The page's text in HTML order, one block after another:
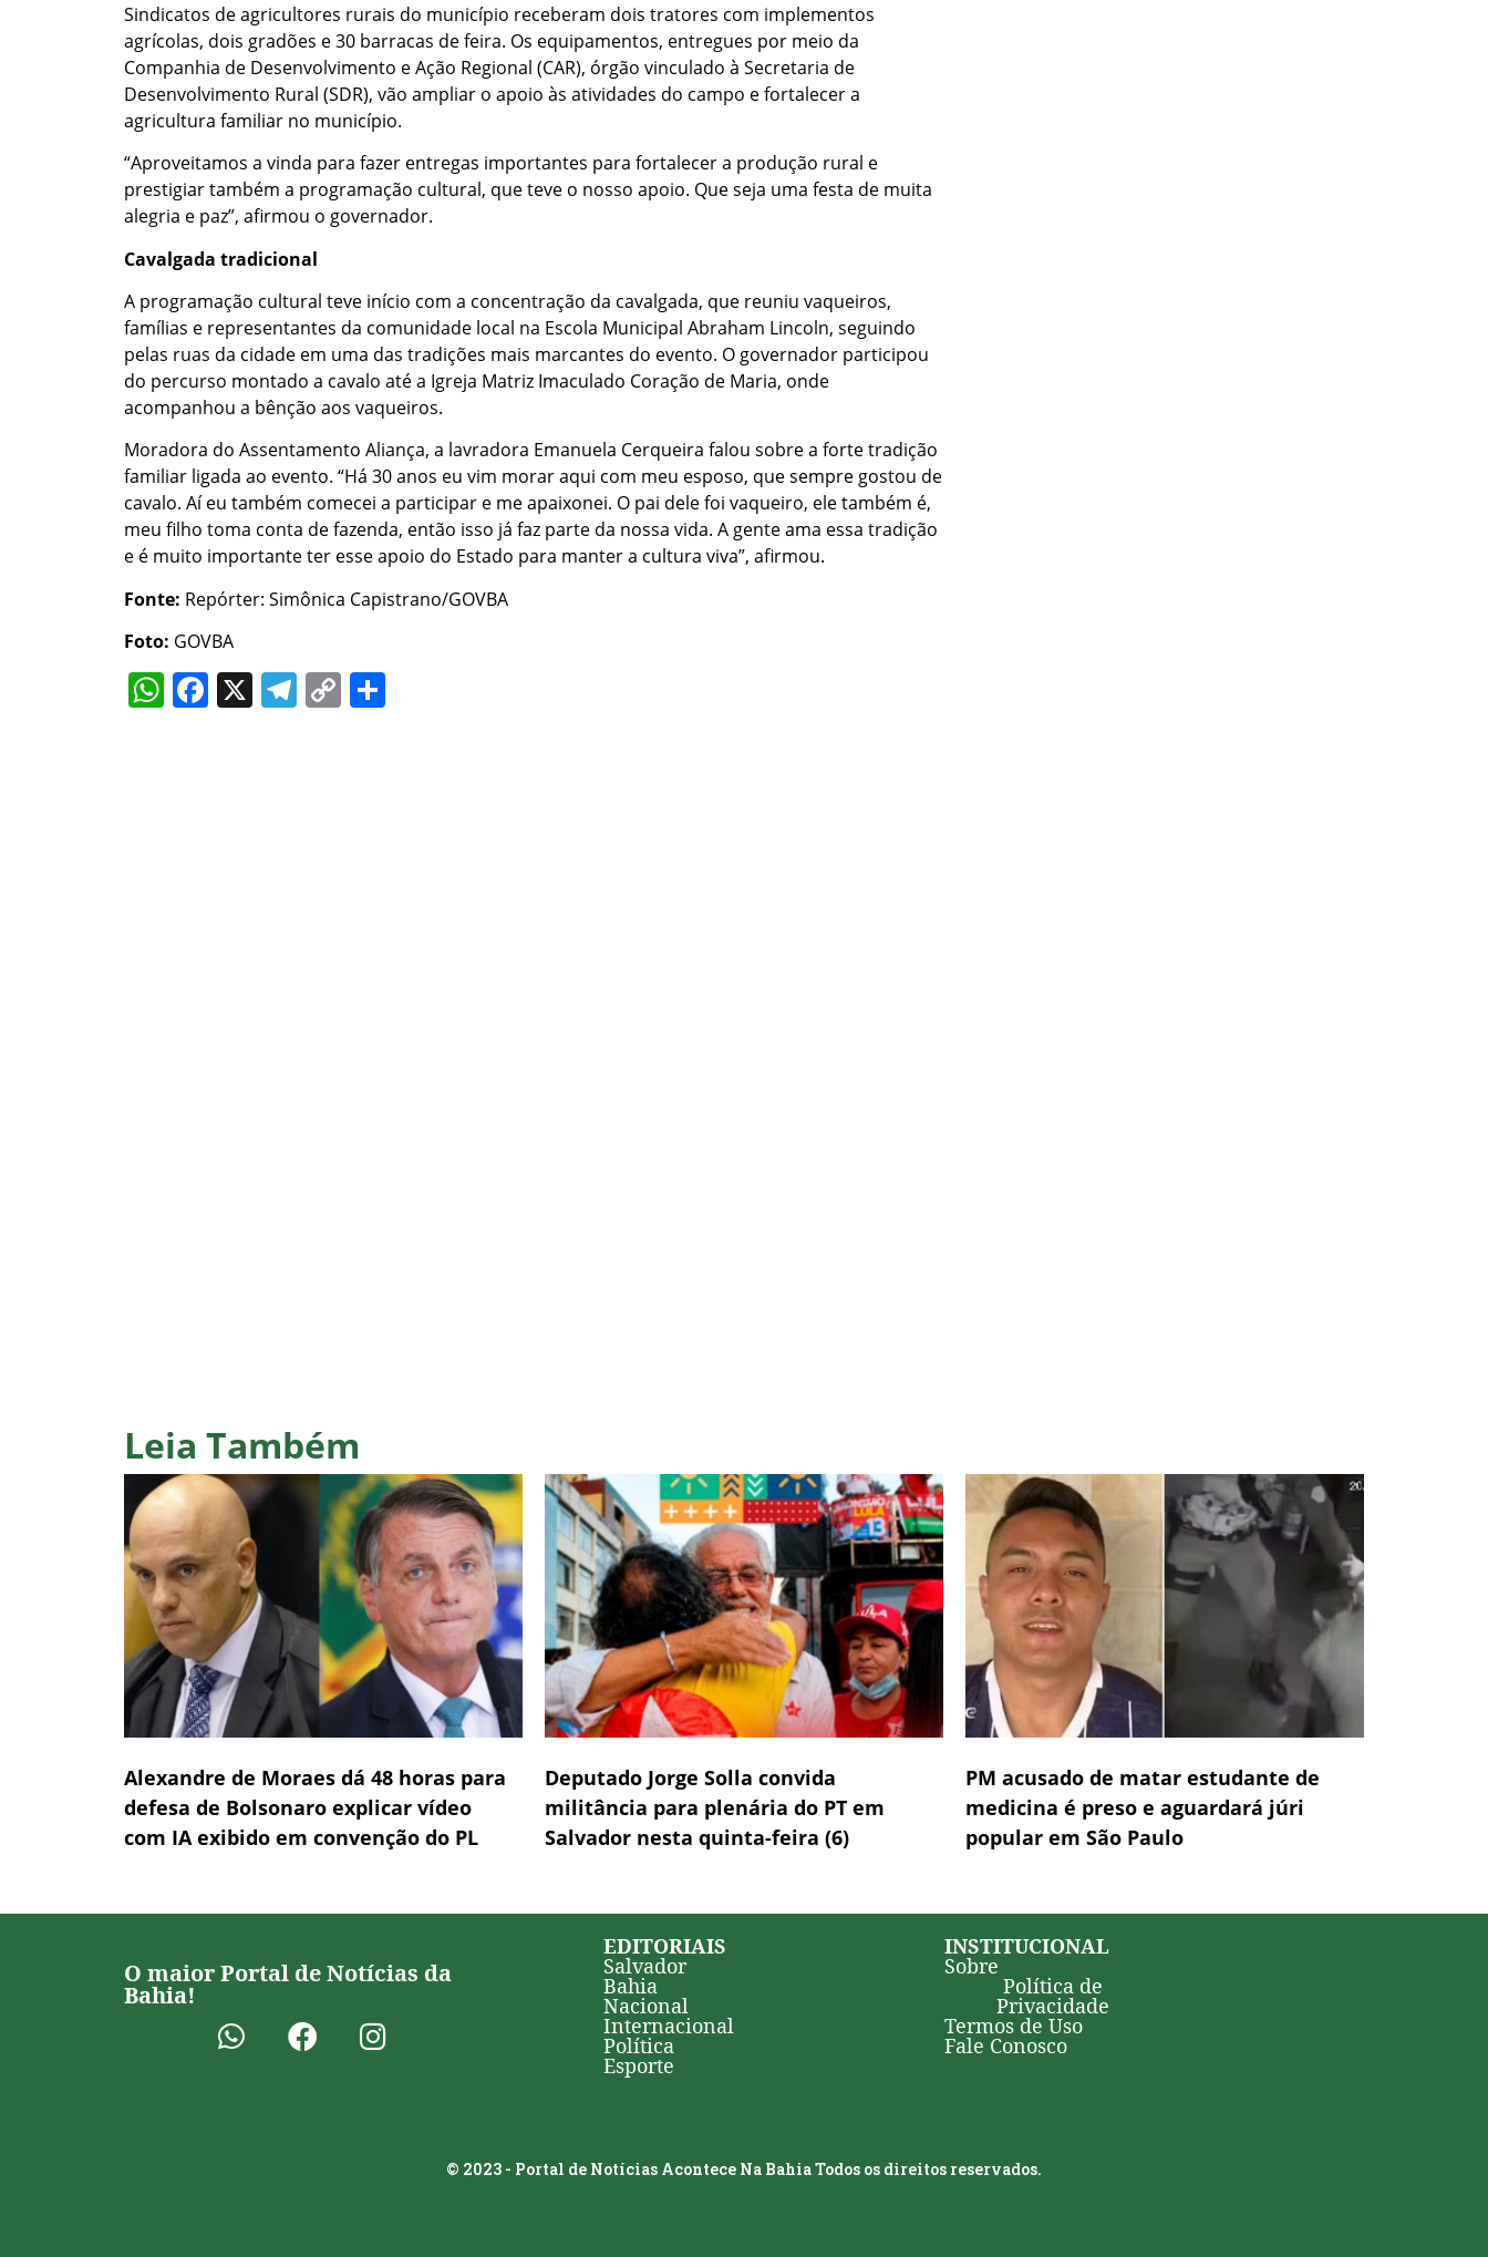
Sindicatos de agricultores rurais do município receberam dois tratores com implementos
agrícolas, dois gradões e 30 barracas de feira. Os equipamentos, entregues por meio da
Companhia de Desenvolvimento e Ação Regional (CAR), órgão vinculado à Secretaria de
Desenvolvimento Rural (SDR), vão ampliar o apoio às atividades do campo e fortalecer a
agricultura familiar no município.
“Aproveitamos a vinda para fazer entregas importantes para fortalecer a produção rural e
prestigiar também a programação cultural, que teve o nosso apoio. Que seja uma festa de muita
alegria e paz”, afirmou o governador.
Cavalgada tradicional
A programação cultural teve início com a concentração da cavalgada, que reuniu vaqueiros,
famílias e representantes da comunidade local na Escola Municipal Abraham Lincoln, seguindo
pelas ruas da cidade em uma das tradições mais marcantes do evento. O governador participou
do percurso montado a cavalo até a Igreja Matriz Imaculado Coração de Maria, onde
acompanhou a bênção aos vaqueiros.
Moradora do Assentamento Aliança, a lavradora Emanuela Cerqueira falou sobre a forte tradição
familiar ligada ao evento. “Há 30 anos eu vim morar aqui com meu esposo, que sempre gostou de
cavalo. Aí eu também comecei a participar e me apaixonei. O pai dele foi vaqueiro, ele também é,
meu filho toma conta de fazenda, então isso já faz parte da nossa vida. A gente ama essa tradição
e é muito importante ter esse apoio do Estado para manter a cultura viva”, afirmou.
Fonte: Repórter: Simônica Capistrano/GOVBA
Foto: GOVBA
WhatsApp
Facebook
X Telegram
Copy
Leia Também
Alexandre de Moraes dá 48 horas para
defesa de Bolsonaro explicar vídeo
com IA exibido em convenção do PL
Deputado Jorge Solla convida
militância para plenária do PT em
Salvador nesta quinta-feira (6)
PM acusado de matar estudante de
medicina é preso e aguardará júri
popular em São Paulo
O maior Portal de Notícias da
Bahia!
EDITORIAIS
Salvador
Bahia
Nacional
Internacional
Política
Esporte
INSTITUCIONAL
Sobre
Política de
Privacidade
Termos de Uso
Fale Conosco
© 2023 - Portal de Notícias Acontece Na Bahia Todos os direitos reservados.